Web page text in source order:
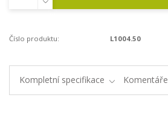
Číslo produktu: L1004.50
Kompletní specifikace Komentáře